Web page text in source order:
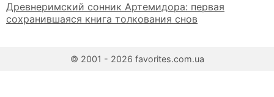
Древнеримский сонник Артемидора: первая
сохранившаяся книга толкования снов
© 2001 - 2026 favorites.com.ua